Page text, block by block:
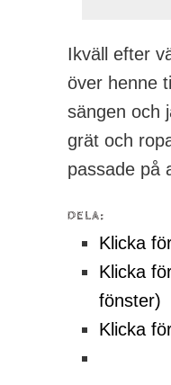
Ikväll efter
över henne
sängen och
grät och
passade på
DELA:
Klicka
Klicka
fönster)
Klicka